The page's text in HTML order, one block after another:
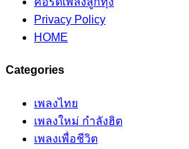
Privacy Policy
HOME
Categories
เพลงไทย
เพลงใหม่ กำลังฮิต
เพลงเพื่อชีวิต